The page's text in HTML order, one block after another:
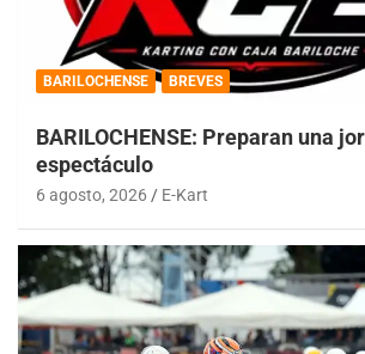
BARILOCHENSE BREVES
BARILOCHENSE: Preparan una
espectáculo
6 agosto, 2026 E-Kart